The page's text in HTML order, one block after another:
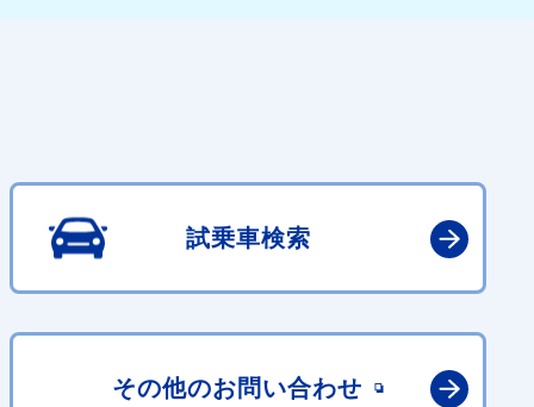
試乗車検索
その他のお問い合わせ